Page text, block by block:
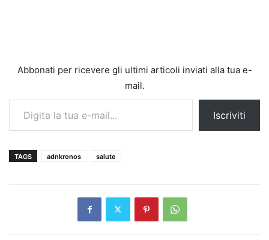
Abbonati per ricevere gli ultimi articoli inviati alla tua e-
mail.
Digita la tua e-mail...
Iscriviti
TAGS adnkronos salute